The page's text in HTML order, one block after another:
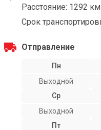
Расстояние: 1292 км
Срок
Отправление
Пн
Выходной
Ср
Выходной
Пт